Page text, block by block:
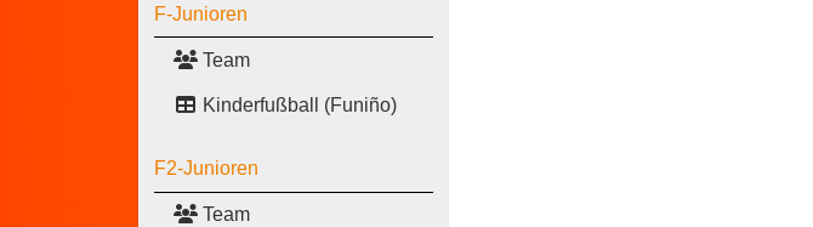
F-Junioren
Team
Kinderfußball (Funiño)
F2-Junioren
Team